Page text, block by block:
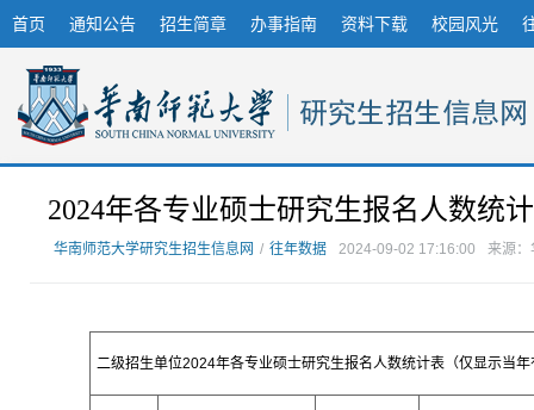
首页 通知公告 招生简章 办事指南 资料下载 校园风光
2024年各专业硕士研究生报名人数统
华南师范大学研究生招生信息网 / 往年数据 2024-09-02 17:16:00 来源：
二级招生单位2024年各专业硕士研究生报名人数统计表（仅显示当